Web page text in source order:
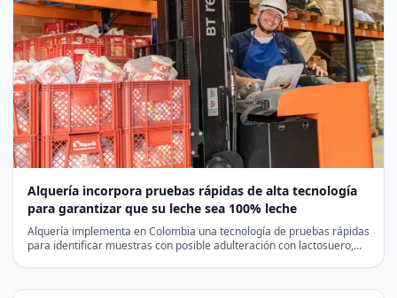
Alquería incorpora pruebas rápidas de alta tecnología
para garantizar que su leche sea 100% leche
Alquería implementa en Colombia una tecnología de pruebas rápidas
para identificar muestras con posible adulteración con lactosuero,